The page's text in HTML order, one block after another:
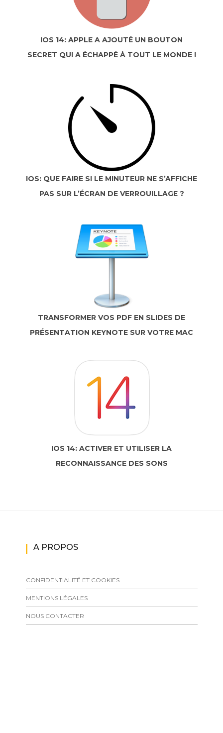
IOS 14: APPLE A AJOUTÉ UN BOUTON
SECRET QUI A ÉCHAPPÉ À TOUT LE MONDE !
IOS: QUE FAIRE SI LE MINUTEUR NE S’AFFICHE
PAS SUR L’ÉCRAN DE VERROUILLAGE ?
TRANSFORMER VOS PDF EN SLIDES DE
PRÉSENTATION KEYNOTE SUR VOTRE MAC
IOS 14: ACTIVER ET UTILISER LA
RECONNAISSANCE DES SONS
A PROPOS
CONFIDENTIALITÉ ET COOKIES
MENTIONS LÉGALES
NOUS CONTACTER